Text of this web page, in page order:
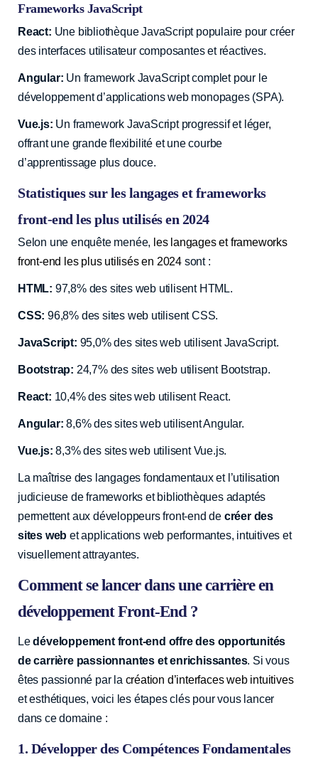
Frameworks JavaScript
React: Une bibliothèque JavaScript populaire pour créer
des interfaces utilisateur composantes et réactives.
Angular: Un framework JavaScript complet pour le
développement d’applications web monopages (SPA).
Vue.js: Un framework JavaScript progressif et léger,
offrant une grande flexibilité et une courbe
d’apprentissage plus douce.
Statistiques sur les langages et frameworks
front-end les plus utilisés en 2024
Selon une enquête menée, les langages et frameworks
front-end les plus utilisés en 2024 sont :
HTML: 97,8% des sites web utilisent HTML.
CSS: 96,8% des sites web utilisent CSS.
JavaScript: 95,0% des sites web utilisent JavaScript.
Bootstrap: 24,7% des sites web utilisent Bootstrap.
React: 10,4% des sites web utilisent React.
Angular: 8,6% des sites web utilisent Angular.
Vue.js: 8,3% des sites web utilisent Vue.js.
La maîtrise des langages fondamentaux et l’utilisation
judicieuse de frameworks et bibliothèques adaptés
permettent aux développeurs front-end de créer des
sites web et applications web performantes, intuitives et
visuellement attrayantes.
Comment se lancer dans une carrière en
développement Front-End ?
Ledéveloppement front-end offre des opportunités
de carrière passionnantes et enrichissantes. Si vous
êtes passionné par la création d’interfaces web intuitives
et esthétiques, voici les étapes clés pour vous lancer
dans ce domaine :
1. Développer des Compétences Fondamentales